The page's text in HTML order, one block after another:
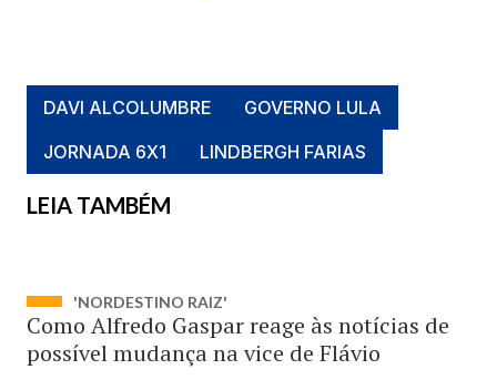
DAVI ALCOLUMBRE
GOVERNO LULA
JORNADA 6X1
LINDBERGH FARIAS
LEIA TAMBÉM
'NORDESTINO RAIZ'
Como Alfredo Gaspar reage às notícias de
possível mudança na vice de Flávio